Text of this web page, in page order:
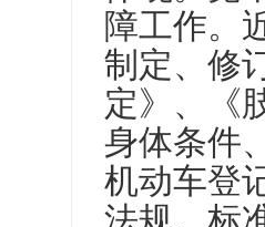
障工作。
制定、修
定》、《
身体条件
机动车登